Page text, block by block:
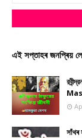
এই সপ্তাহৰ জনপ্ৰিয়